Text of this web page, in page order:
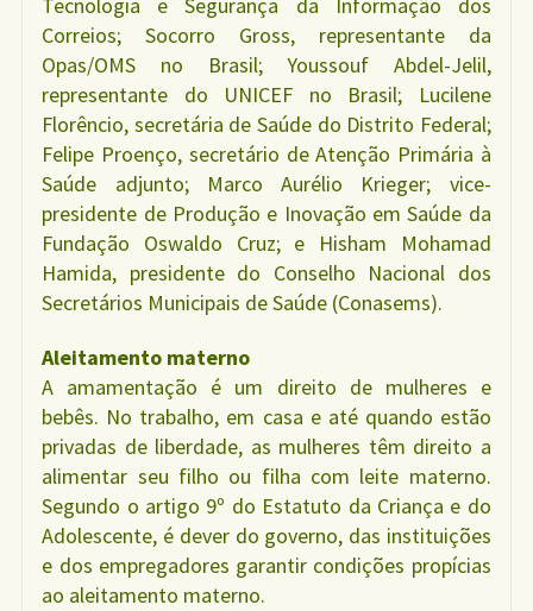
Correios; Socorro Gross, representante da
Opas/OMS no Brasil; Youssouf Abdel-Jelil,
representante do UNICEF no Brasil; Lucilene
Florêncio, secretária de Saúde do Distrito Federal;
Felipe Proenço, secretário de Atenção Primária à
Saúde adjunto; Marco Aurélio Krieger; vice-
presidente de Produção e Inovação em Saúde da
Fundação Oswaldo Cruz; e Hisham Mohamad
Hamida, presidente do Conselho Nacional dos
Secretários Municipais de Saúde (Conasems).
Aleitamento materno
A amamentação é um direito de mulheres e
bebês. No trabalho, em casa e até quando estão
privadas de liberdade, as mulheres têm direito a
alimentar seu filho ou filha com leite materno.
Segundo o artigo 9º do Estatuto da Criança e do
Adolescente, é dever do governo, das instituições
e dos empregadores garantir condições propícias
ao aleitamento materno.